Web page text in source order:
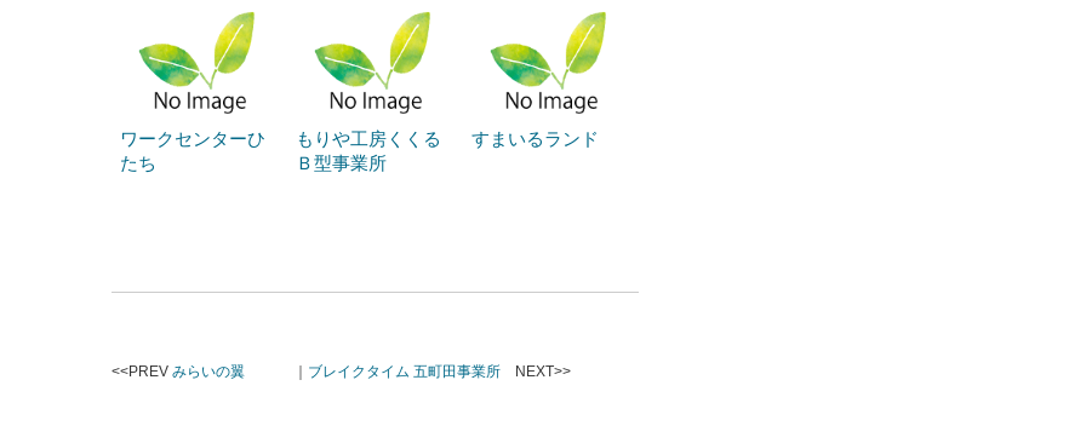
ワークセンターひ
たち
もりや工房くくる
Ｂ型事業所
すまいるランド
<<PREV みらいの翼 ｜ ブレイクタイム 五町田事業所 NEXT>>